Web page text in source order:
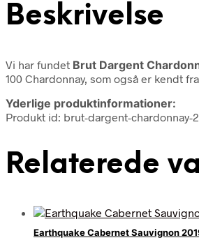
Beskrivelse
Vi har fundet Brut Dargent
100 Chardonnay, som også er kendt
Yderlige produktinformationer:
Produkt id: brut-dargent-chardonnay-
Relaterede
Earthquake Cabernet Sauvignon